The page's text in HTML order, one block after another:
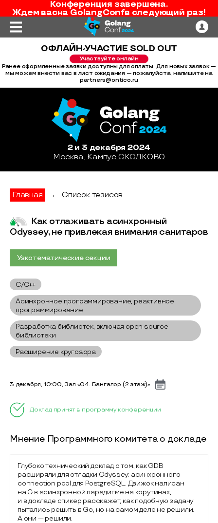
Конференция завершена.
Ждем васна GolangConfв следующий раз!
ОФЛАЙН-УЧАСТИЕ SOLD OUT
Участвуйте онлайн
Ранее оформленные заявки доступны для оплаты. Для новых заявок —
мы можем внести вас в лист ожидания — пожалуйста, напишите на
partners@ontico.ru
2 и 3 декабря 2024
Москва, Кампус СКОЛКОВО
Главная → Список тезисов
Как отлаживать асинхронный
Odyssey, не привлекая внимания санитаров
Узкотематические секции
C/C++
Асинхронное программирование, реактивное
программирование
Разработка библиотек, включая open source
библиотеки
Расширение кругозора
3 декабря, 10:00, Зал «04. Бангалор (2 этаж)»
Доклад принят в программу конференции
Мнение Программного комитета о докладе
Глубоко технический доклад о том, как GDB
расширяли для отладки Odyssey: асинхронного
connection pool для PostgreSQL. Движок написан
на C в асинхронной парадигме на корутинах,
и в докладе спикер расскажет, как подобную задачу
пытались решить в Go, но на самом деле не решили.
А они — решили.